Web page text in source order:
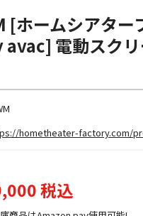
[ホームシアター
電動スクリ
hometheater-factory.com/
税込